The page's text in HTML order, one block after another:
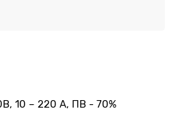
10 – 220 А, ПВ - 70%